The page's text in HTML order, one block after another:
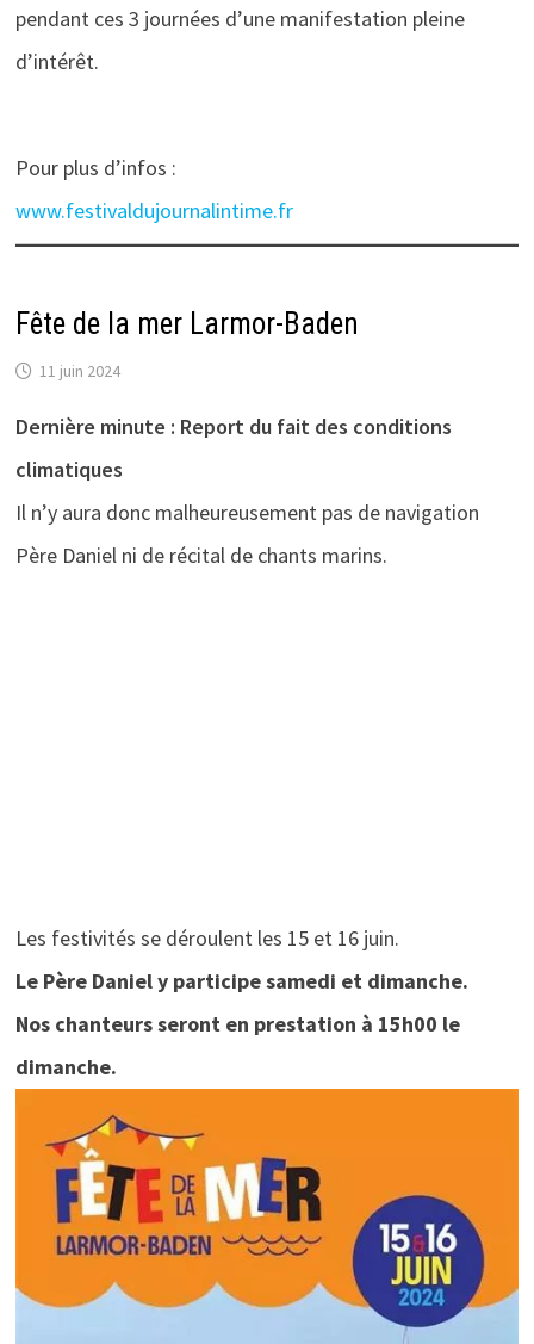
pendant ces 3 journées d’une manifestation pleine
d’intérêt.
Pour plus d’infos :
www.festivaldujournalintime.fr
Fête de la mer Larmor-Baden
11 juin 2024
Dernière minute : Report du fait des conditions
climatiques
Il n’y aura donc malheureusement pas de navigation
Père Daniel ni de récital de chants marins.
Les festivités se déroulent les 15 et 16 juin.
Le Père Daniel y participe samedi et dimanche.
Nos chanteurs seront en prestation à 15h00 le
dimanche.